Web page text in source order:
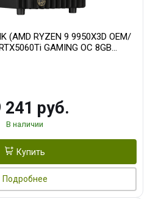
(AMD RYZEN 9 9950X3D OEM/
GAMING OC 8GB
ТБ SSD)
241 руб.
В наличии
Купить
Подробнее